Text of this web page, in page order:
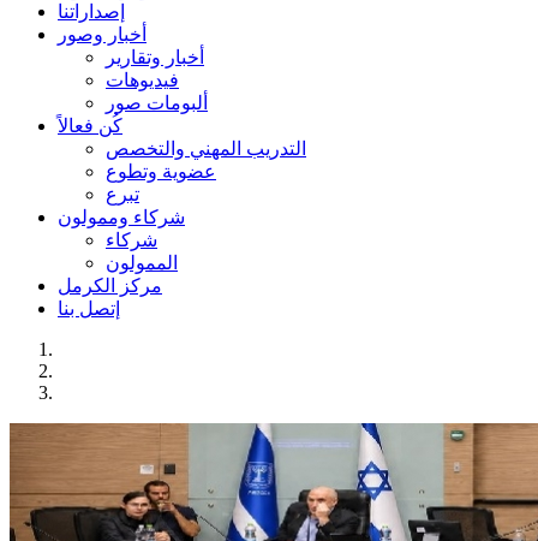
إصداراتنا
أخبار وصور
أخبار وتقارير
فيديوهات
ألبومات صور
كُن فعالاً
التدريب المهني والتخصص
عضوية وتطوع
تبرع
شركاء وممولون
شركاء
الممولون
مركز الكرمل
إتصل بنا